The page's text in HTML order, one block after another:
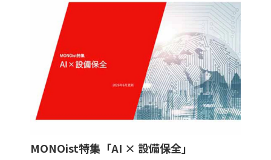
MONOist特集「AI × 設備保全」